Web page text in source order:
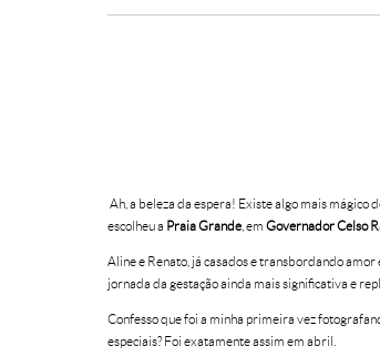
Ah, a beleza da espera! Existe algo mais mágico
escolheu a Praia Grande , em Governador Celso
Aline e Renato, já casados e transbordando amor
jornada da gestação ainda mais significativa e
Confesso que foi a minha primeira vez
especiais? Foi exatamente assim em abril.